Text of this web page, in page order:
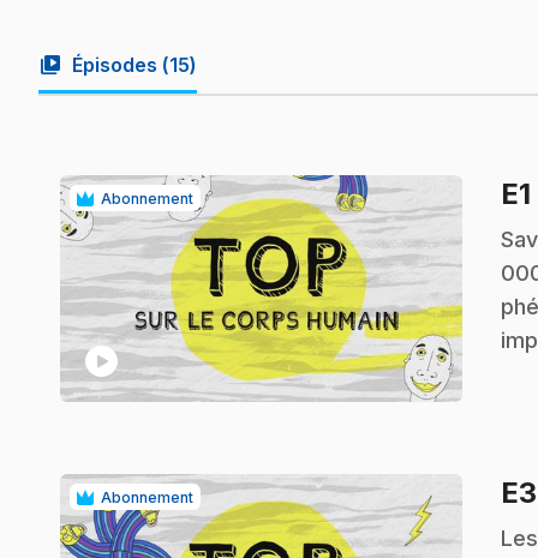
video_library Épisodes (15)
Abonnement
play_circle
E1
.
Abonnement E3
.